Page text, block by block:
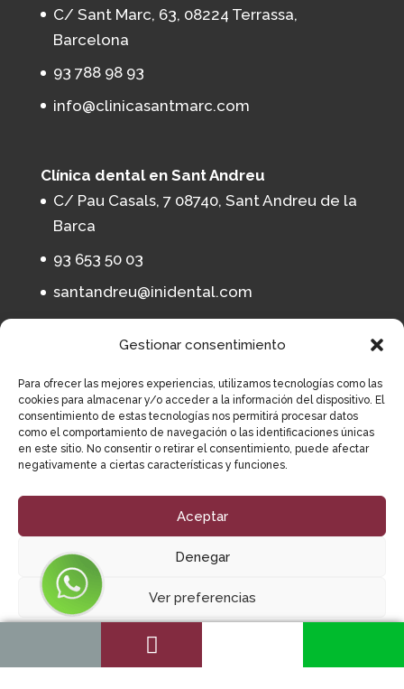
Gestionar consentimiento
Para ofrecer las mejores experiencias, utilizamos tecnologías como las
cookies para almacenar y/o acceder a la información del dispositivo. El
consentimiento de estas tecnologías nos permitirá procesar datos
como el comportamiento de navegación o las identificaciones únicas
en este sitio. No consentir o retirar el consentimiento, puede afectar
negativamente a ciertas características y funciones.
Aceptar
Denegar
Ver preferencias
Política de cookies
C/ Sant Marc, 63, 08224 Terrassa,
Barcelona
93 788 98 93
info@clinicasantmarc.com
Clínica dental en Sant Andreu
C/ Pau Casals, 7 08740, Sant Andreu de la
Barca
93 653 50 03
santandreu@inidental.com
C/ Calderón, 194, 08201, Sabadell,
Barcelona
93 164 11 65
Institut Implantològic Dental 2023
legal|Política de privacitat|Política de